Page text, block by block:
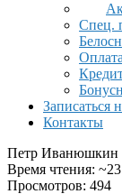
Спец.
Записаться
Контакты
Петр Иванюшкин
Время чтения:
Просмотров: 494